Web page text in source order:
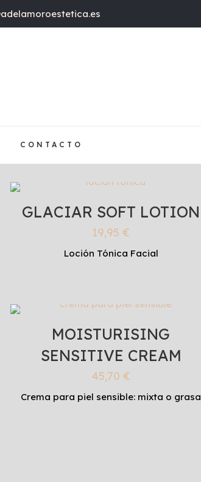
CONTACTO
GLACIAR SOFT LOTION
19,95€
Loción Tónica Facial
MOISTURISING
SENSITIVE CREAM
45,70 €
Crema para piel sensible: mixta o grasa